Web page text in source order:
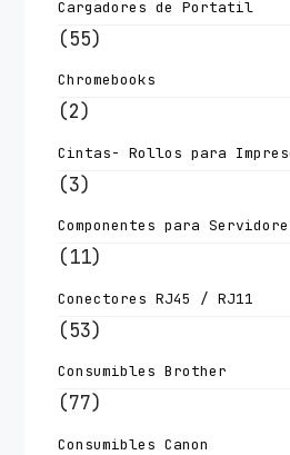
Cargadores de Portatil
(55)
Chromebooks
(2)
Cintas- Rollos para
(3)
Componentes para
(11)
Conectores RJ45 / RJ11
(53)
Consumibles Brother
(77)
Consumibles Canon